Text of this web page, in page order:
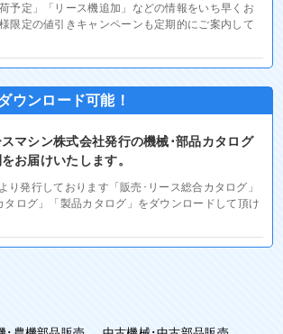
予定」「リース機追加」などの情報をいち早くお
限定の値引きキャンペーンも定期的にご案内して
ウンロード可能！
マシン株式会社発行の機械･部品カタログ
お届けいたします。
り発行しております「販売･リース総合カタログ」
タログ」「製品カタログ」をダウンロードして頂け